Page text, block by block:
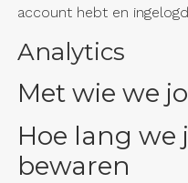
account hebt en
Analytics
Met wie we
Hoe lang we
bewaren